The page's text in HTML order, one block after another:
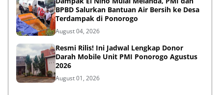
BPBD Salurkan Bantuan Air Bersih ke Desa
Terdampak di Ponorogo
August 04, 2026
Resmi Rilis! Ini Jadwal Lengkap Donor
Darah Mobile Unit PMI Ponorogo Agustus
2026
August 01, 2026